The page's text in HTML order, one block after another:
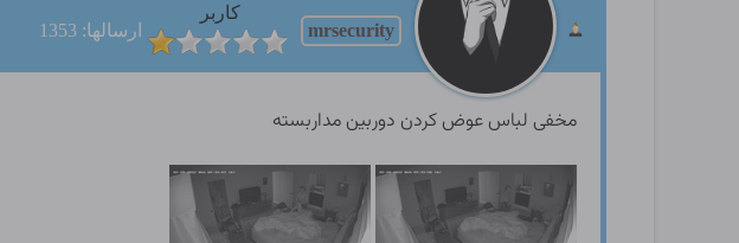
mrsecurity
کاربر
ارسالها: 1353
مخفی لباس عوض کردن دوربین مداربسته